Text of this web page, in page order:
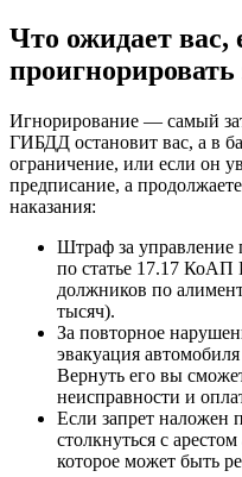
Что ожидает вас,
проигнорировать
Игнорирование — самый
ГИБДД остановит вас, а в
ограничение, или если он
предписание, а
наказания:
Штраф за
по статье 17.17 КоАП
должников по
тысяч).
За повторное
эвакуация
Вернуть его вы
неисправности и
Если запрет наложен
столкнуться с
которое может быть